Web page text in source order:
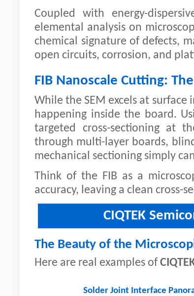
Coupled with energy-
elemental analysis on
chemical signature of defects,
open circuits, corrosion, and
FIB Nanoscale Cutting:
While the SEM excels at surface
happening inside the board.
targeted cross-sectioning at
through multi-layer boards,
mechanical sectioning simply
Think of the FIB as a
accuracy, leaving a clean cross-
CIQTEK
The Beauty of the
Here are real examples of
Solder Joint Interface